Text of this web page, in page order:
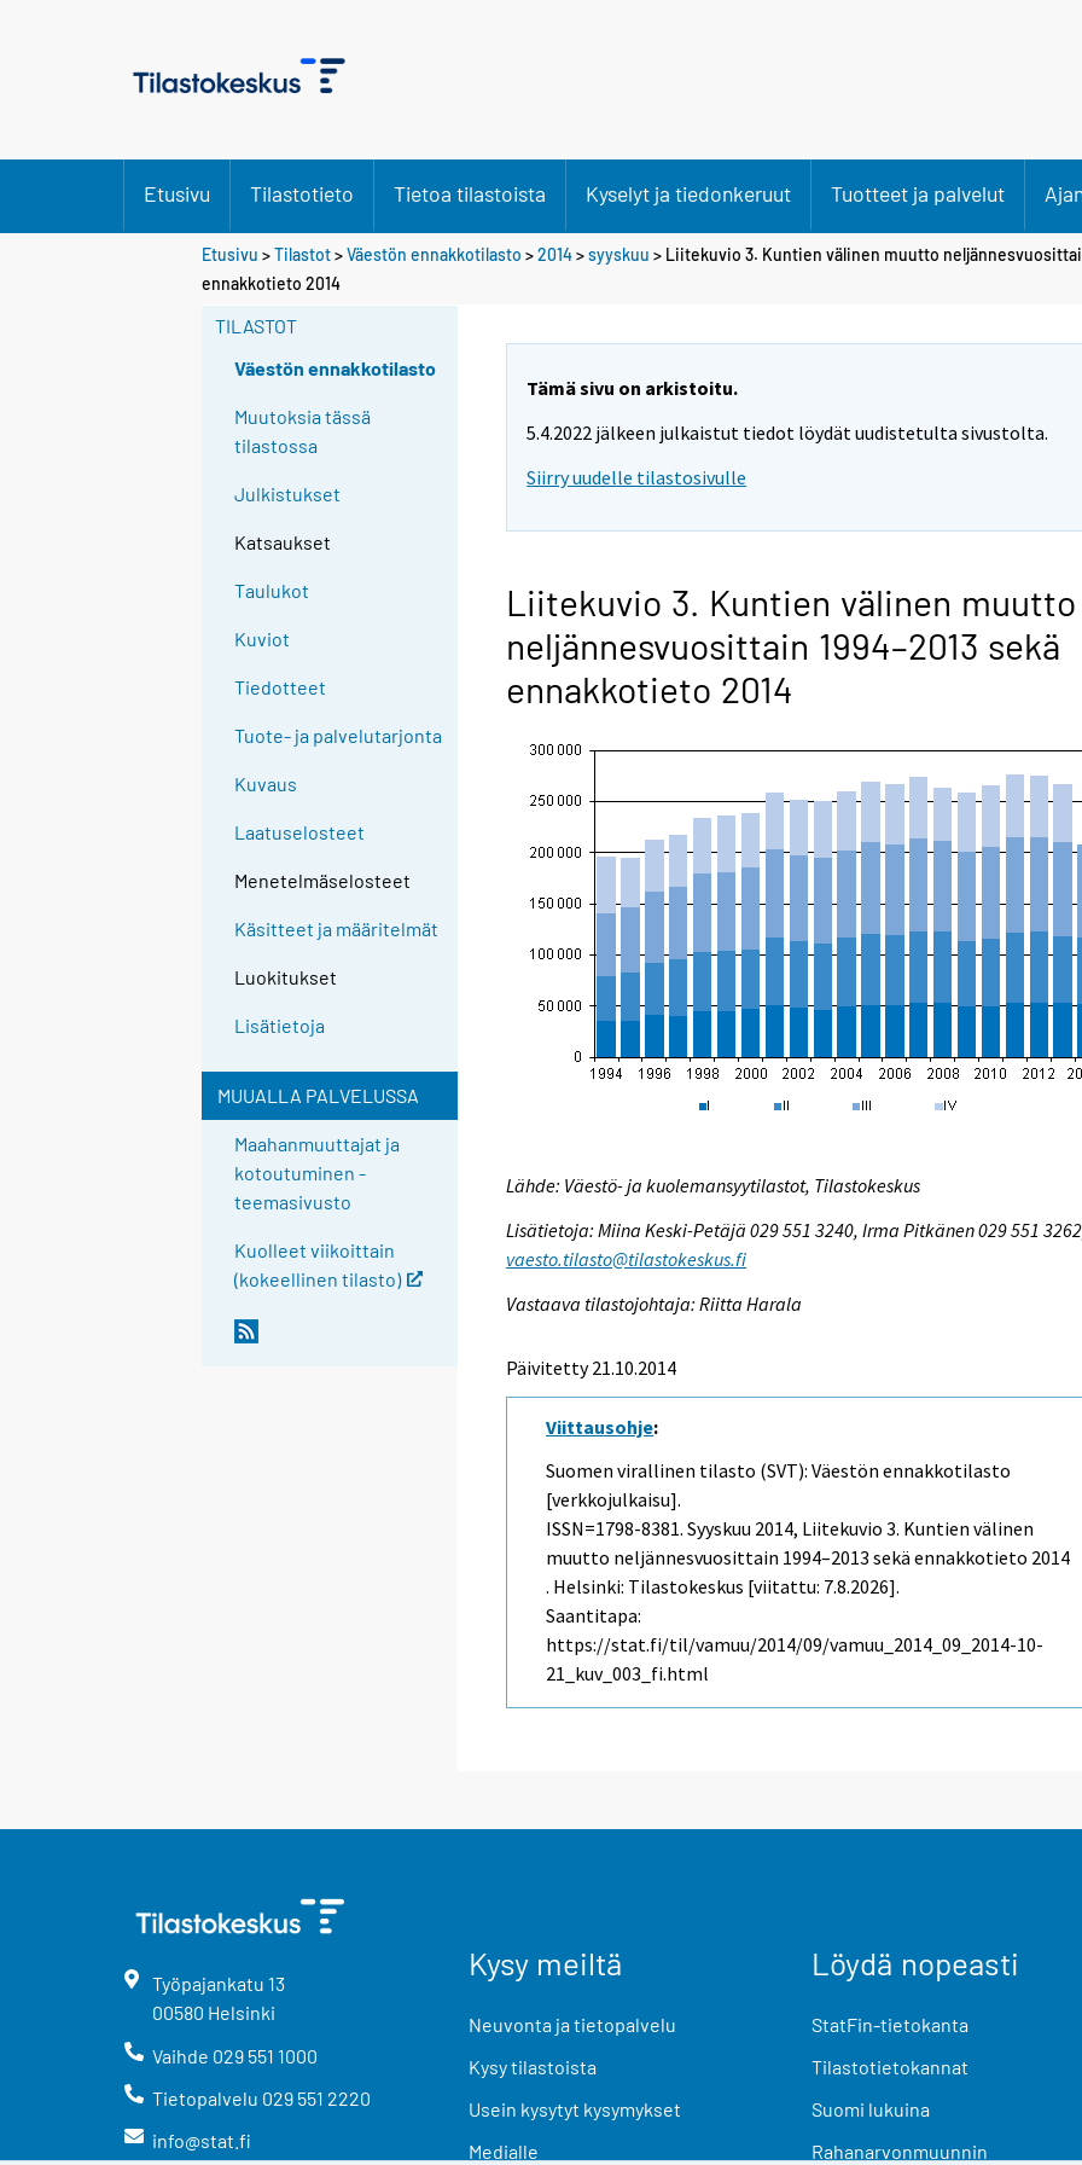
Etusivu Tilastotieto Tietoa tilastoista Kyselyt ja tiedonkeruut Tuotteet ja palvelut
Etusivu >Tilastot>Väestön ennakkotilasto >2014>syyskuu > Liitekuvio 3. Kuntien välinen muutto
ennakkotieto 2014
TILASTOT
Väestön ennakkotilasto
Muutoksia tässä
tilastossa
Julkistukset
Katsaukset
Taulukot
Kuviot
Tiedotteet
Tuote- ja palvelutarjonta
Kuvaus
Laatuselosteet
Menetelmäselosteet
Käsitteet ja määritelmät
Luokitukset
Lisätietoja
MUUALLA PALVELUSSA
Maahanmuuttajat ja
kotoutuminen -
teemasivusto
Kuolleet viikoittain
(kokeellinen tilasto)
Tämä sivu on arkistoitu.
5.4.2022 jälkeen julkaistut tiedot löydät uudistetulta sivustolta.
Siirry uudelle tilastosivulle
Liitekuvio 3. Kuntien välinen muutto
neljännesvuosittain 1994–2013 sekä
ennakkotieto 2014
Lähde: Väestö- ja kuolemansyytilastot, Tilastokeskus
Lisätietoja: Miina Keski-Petäjä 029 551 3240, Irma Pitkänen 029 551
vaesto.tilasto@tilastokeskus.fi
Vastaava tilastojohtaja: Riitta Harala
Päivitetty 21.10.2014
Viittausohje:
Suomen virallinen tilasto (SVT): Väestön ennakkotilasto
[verkkojulkaisu].
ISSN=1798-8381.Syyskuu 2014, Liitekuvio 3. Kuntien välinen
muutto neljännesvuosittain 1994–2013 sekä ennakkotieto 2014
. Helsinki: Tilastokeskus [viitattu: 7.8.2026].
Saantitapa:
https://stat.fi/til/vamuu/2014/09/vamuu_2014_09_2014-10-
21_kuv_003_fi.html
Työpajankatu 13
00580 Helsinki
Vaihde 029 551 1000
Tietopalvelu 029 551 2220
info@stat.fi
Kysy meiltä
Neuvonta ja tietopalvelu
Kysy tilastoista
Usein kysytyt kysymykset
Medialle
Löydä nopeasti
StatFin-tietokanta
Tilastotietokannat
Suomi lukuina
Rahanarvonmuunnin